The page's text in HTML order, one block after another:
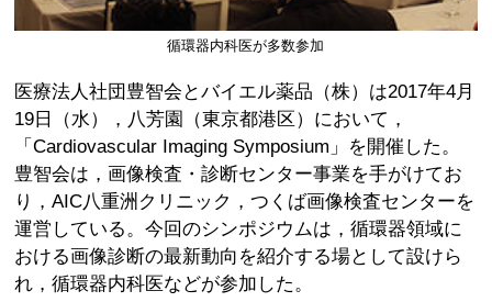
循環器内科医が多数参加
医療法人社団豊智会とバイエル薬品（株）は2017年4月
19日（水），八芳園（東京都港区）において，
「Cardiovascular Imaging Symposium」を開催した。
豊智会は，画像検査・診断センター事業を手がけてお
り，AIC八重洲クリニック，つくば画像検査センターを
運営している。今回のシンポジウムは，循環器領域に
おける画像診断の最新動向を紹介する場として設けら
れ，循環器内科医などが参加した。